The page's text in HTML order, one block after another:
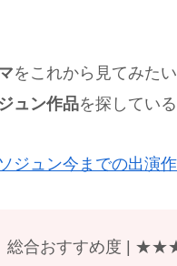
をこれから見てみたい
ュン作品を探してい
ジュン今までの出演
総合おすすめ度 |